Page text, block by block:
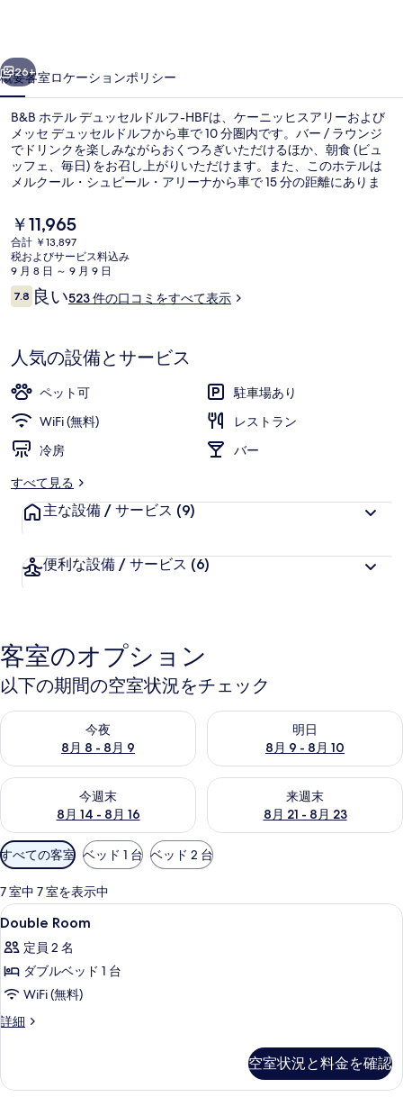
セ
ル
ド
ル
フ-
の
写
真
ャ
ラ
リ
ー
次へ
26+
概要客室ロケーションポリシー
B&B ホテル デュッセルドルフ-HBFは、ケーニッヒスアリーおよび
メッセ デュッセルドルフから車で 10 分圏内です。バー / ラウンジ
でドリンクを楽しみながらおくつろぎいただけるほか、朝食 (ビュ
ッフェ、毎日) をお召し上がりいただけます。また、このホテルは
メルクール・シュピール・アリーナから車で 15 分の距離にありま
U バーン ハンデルスツェントルム - モスカウアー駅までは 4 分、ヴ
ォリンガー・プラッツ トラム停留所までは 6 分です。
現
在
の
料
金
は
す
￥11,965
合計 ￥13,897
税およびサービス料込み
9 月 8 日 ～ 9 月 9 日
口
コ
7.810段階中7.8
良い523 件の口コミをすべて表示
人気の設備とサービス
ペット可
駐車場あり
WiFi (無料)
レストラン
冷房
バー
すべて見る
主な設備 / サービス (9)
便利な設備 / サービス (6)
客室のオプション
以下の期間の空室状況をチェック
今夜
8月 8 - 8月 9
今夜 8月 8 - 8月 9 の空室状況をチェック
明日
8月 9 - 8月 10
明日 8月 9 - 8月 10 の空室状
今週末
8月 14 - 8月 16
今週末 8月 14 - 8月 16 の空室状況をチェック
来週末
8月 21 - 8月 23
来週末 8月 21 - 8月 23 の空室
利
用
可
能
な
客
室
の
り
条
すべての客室 ベッド 1 台 ベッド 2 台
7 室中 7 室を表示中
Double
Room
の
す
べ
て
デスク、遮光カーテン、防音設備、
8
Double Room
定員 2 名
ダブルベッド 1 台
WiFi (無料)
詳細
Double
細
空室状況と料金を確認